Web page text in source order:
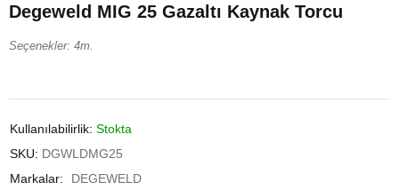
Degeweld MIG 25 Gazaltı Kaynak Torcu
Seçenekler: 4m.
Kullanılabilirlik: Stokta
SKU: DGWLDMG25
Markalar:
DEGEWELD